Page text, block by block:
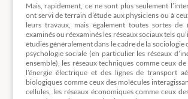
Mais, rapidement, ce ne sont plus seulement
ont servi de terrain d’étude aux physiciens ou à
leurs travaux, mais également toutes sortes de
examinés ou réexaminés les réseaux sociaux tels
étudiés généralement dans le cadre de la sociologie
psychologie sociale (en particulier les réseaux
ensemble), les réseaux techniques comme ceux
l’énergie électrique et des lignes de transport
biologiques comme ceux des molécules
cellules, les réseaux économiques comme ceux